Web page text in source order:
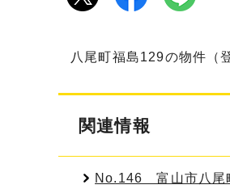
八尾町福島129の物件（
関連情報
No.146 富山市八尾